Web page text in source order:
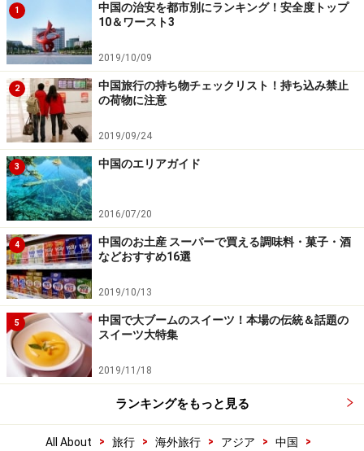
1
中国の治安を都市別にランキング！安全度トップ
10＆ワースト3
2019/10/09
2
中国旅行の持ち物チェックリスト！持ち込み禁止
の荷物に注意
2019/09/24
3 中国のエリアガイド
2016/07/20
4
中国のお土産 スーパーで買える調味料・菓子・酒
などおすすめ16選
2019/10/13
5
中国で大ブームのスイーツ！本場の伝統＆話題の
スイーツ大特集
2019/11/18
ランキングをもっと見る
All About > 旅行 > 海外旅行 > アジア > 中国 >